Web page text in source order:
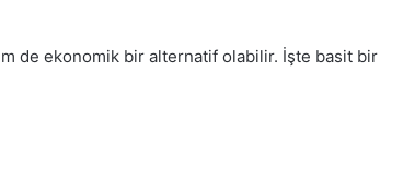
de ekonomik bir alternatif olabilir. İşte basit bir